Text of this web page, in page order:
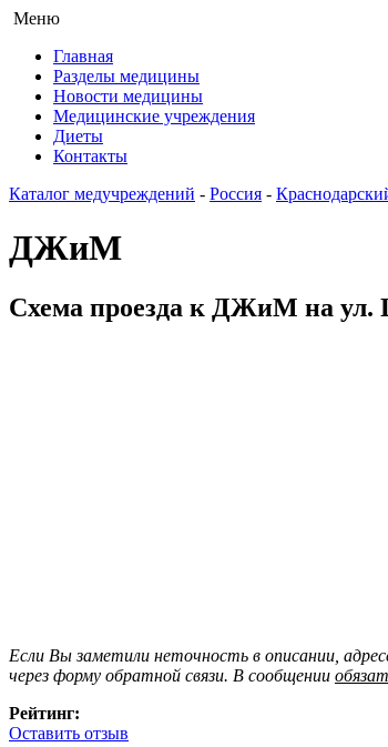
Меню
Главная
Разделы медицины
Новости медицины
Медицинские учреждения
Диеты
Контакты
Каталог медучреждений - Россия -
ДЖиМ
Схема проезда к ДЖиМ на ул.
Если Вы заметили неточность в описании,
через форму обратной связи. В сообщении
Рейтинг:
Оставить отзыв